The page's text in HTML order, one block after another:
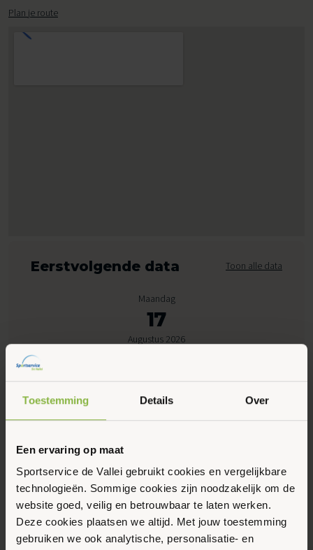
Toestemming Details Over
Een ervaring op maat
Sportservice de Vallei gebruikt cookies en vergelijkbare
technologieën. Sommige cookies zijn noodzakelijk om de
website goed, veilig en betrouwbaar te laten werken.
Deze cookies plaatsen we altijd. Met jouw toestemming
gebruiken we ook analytische, personalisatie- en
Plan je route
Eerstvolgende data Toon alle data
Maandag
17
Augustus 2026
08:30 - 10:05
Peppelensteeg 17, Ede
Maak favoriet
Gerelateerde activiteiten